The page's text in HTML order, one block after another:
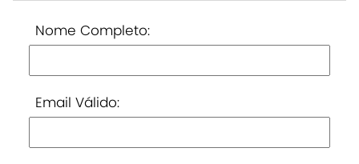
Nome Completo:
Email Válido: